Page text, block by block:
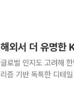
해외서 더 유명한
글로벌 인지도 고려해
리즘 기반 독특한 디테일ㆍ소재로 인기 나무 창살, 도자기와 찻